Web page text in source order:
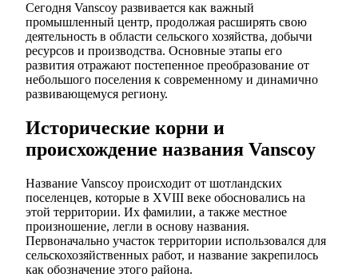
Сегодня Vanscoy развивается как важный
промышленный центр, продолжая расширять свою
деятельность в области сельского хозяйства, добычи
ресурсов и производства. Основные этапы его
развития отражают постепенное преобразование от
небольшого поселения к современному и динамично
развивающемуся региону.
Исторические корни и
происхождение названия Vanscoy
Название Vanscoy происходит от шотландских
поселенцев, которые в XVIII веке обосновались на
этой территории. Их фамилии, а также местное
произношение, легли в основу названия.
Первоначально участок территории использовался для
сельскохозяйственных работ, и название закрепилось
как обозначение этого района.